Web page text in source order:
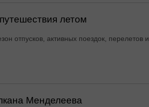
летом
отпусков, активных поездок, перелетов и
Менделеева